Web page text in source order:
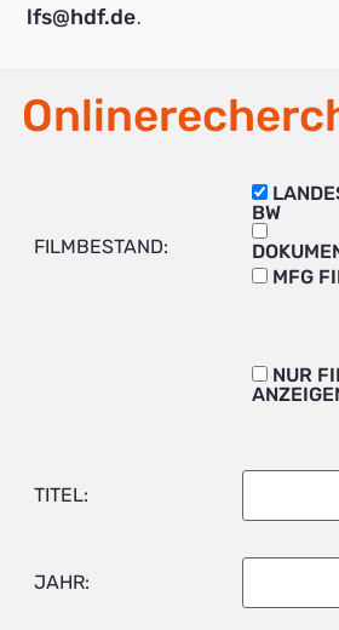
lfs@hdf.de.
FILMBESTAND:
BW
MFG
NUR
TITEL:
JAHR: